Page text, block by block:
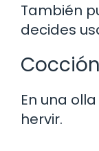
También
decides
En una
hervir.